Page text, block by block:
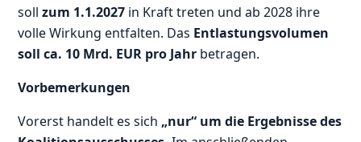
sollzum 1.1.2027 in Kraft treten und ab 2028 ihre
volle Wirkung entfalten. Das Entlastungsvolumen
soll ca. 10 Mrd. EUR pro Jahr betragen.
Vorbemerkungen
Vorerst handelt es sich „nur“ um die Ergebnisse des